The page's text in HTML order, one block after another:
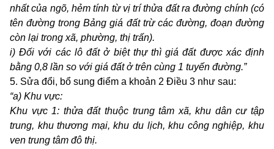
nhất của ngõ, hẻm tính từ vị trí thửa đất ra đường chính (có
tên đường trong Bảng giá đất trừ các đường, đoạn đường
còn lại trong xã, phường, thị trấn).
i) Đối với các lô đất ở biệt thự thì giá đất được xác định
bằng 0,8 lần so với giá đất ở trên cùng 1 tuyến đường.”
5. Sửa đổi, bổ sung điểm a khoản 2 Điều 3 như sau:
“a) Khu vực:
Khu vực 1: thửa đất thuộc trung tâm xã, khu dân cư tập
trung, khu thương mại, khu du lịch, khu công nghiệp, khu
ven trung tâm đô thị.